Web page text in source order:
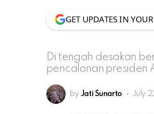
GET UPDATES IN
Di tengah desakan
pencalonan presiden
by Jati Sunarto July